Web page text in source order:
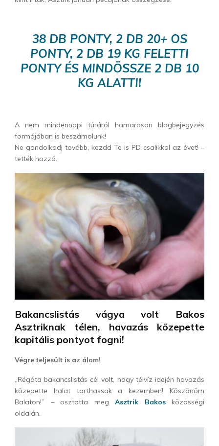
38 DB PONTY, 2 DB 20+ OS
PONTY, 2 DB 19 KG FELETTI
PONTY ÉS MINDÖSSZE 2 DB 10
KG ALATTI!
A nem mindennapi túráról hamarosan blogbejegyzés
formájában is beszámolunk!
Ne gondolkodj tovább, kezdd Te is PD csalikkal az évet! –
tették hozzá.
Bakancslistás vágya volt Bakos
Asztriknak télen, havazás közepette
kapitális pontyot fogni!
Végre teljesült is az álom!
„Régóta bakancslistás cél volt, hogy télvíz idején havazás
közepette halat tarthassak a kezemben! Köszönöm
Balaton!” – osztotta meg Asztrik Bakos közösségi
oldalán.